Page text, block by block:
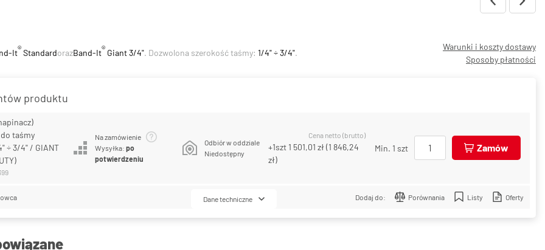
It®StandardorazBand-It® Giant 3/4". Dozwolona szerokość taśmy: 1/4" ÷ 3/4".
Warunki i koszty dostawy
Sposoby płatności
produktu
taśmy
÷ 3/4" / GIANT
Na zamówienie
Wysyłka:po
potwierdzeniu
Odbiór w oddziale
Niedostępny
Cena netto (brutto)
+1szt 1 501,01 zł(1 846,24
zł)
Min. 1 szt Zamów
Dodaj do: Porównania Listy Oferty
Dane techniczne